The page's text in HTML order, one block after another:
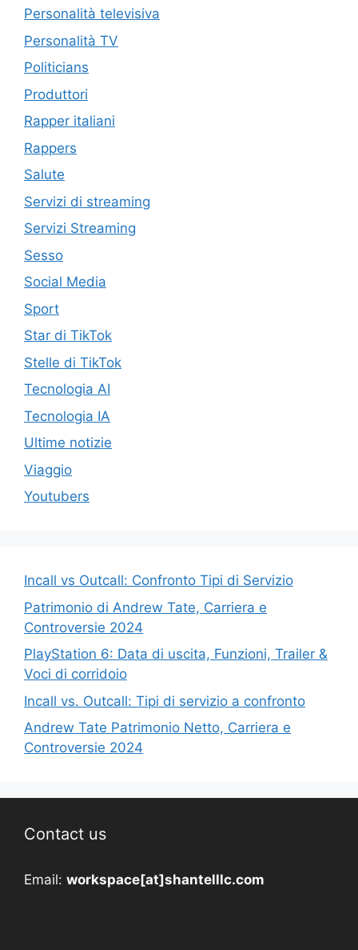
Personalità televisiva
Personalità TV
Politicians
Produttori
Rapper italiani
Rappers
Salute
Servizi di streaming
Servizi Streaming
Sesso
Social Media
Sport
Star di TikTok
Stelle di TikTok
Tecnologia AI
Tecnologia IA
Ultime notizie
Viaggio
Youtubers
Incall vs Outcall: Confronto Tipi di Servizio
Patrimonio di Andrew Tate, Carriera e
Controversie 2024
PlayStation 6: Data di uscita, Funzioni, Trailer &
Voci di corridoio
Incall vs. Outcall: Tipi di servizio a confronto
Andrew Tate Patrimonio Netto, Carriera e
Controversie 2024
Contact us
Email: workspace[at]shantelllc.com